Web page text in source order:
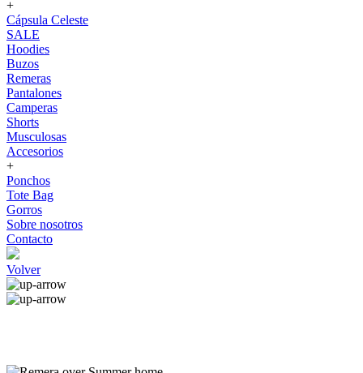
+
Cápsula Celeste
SALE
Hoodies
Buzos
Remeras
Pantalones
Camperas
Shorts
Musculosas
Accesorios
+
Ponchos
Tote Bag
Gorros
Sobre nosotros
Contacto
Volver